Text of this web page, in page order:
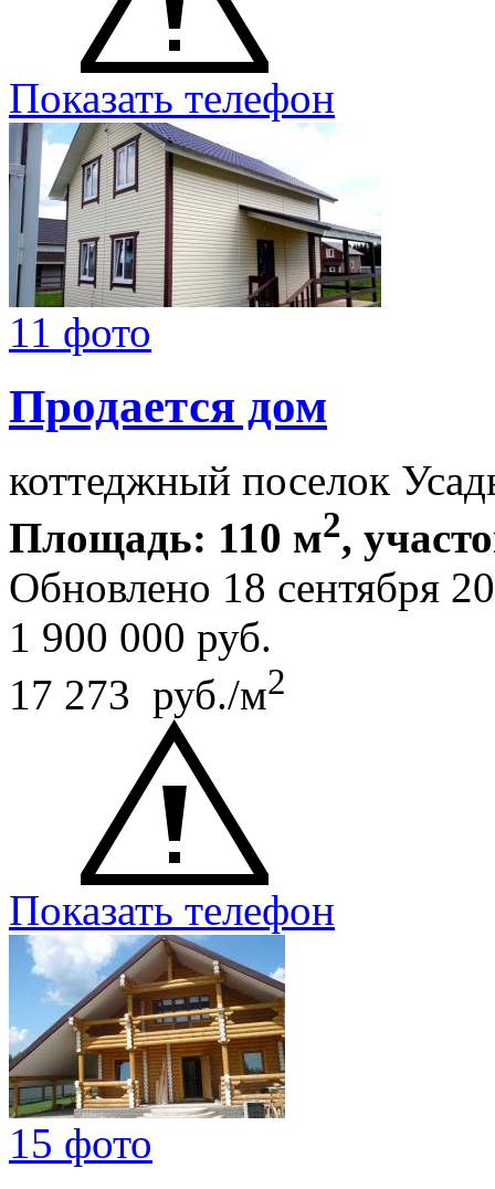
Показать телефон
11 фото
Продается дом
коттеджный поселок
Площадь: 110 м2,
Обновлено 18 сентября
1 900 000 руб.
17 273 руб./м2
Показать телефон
15 фото